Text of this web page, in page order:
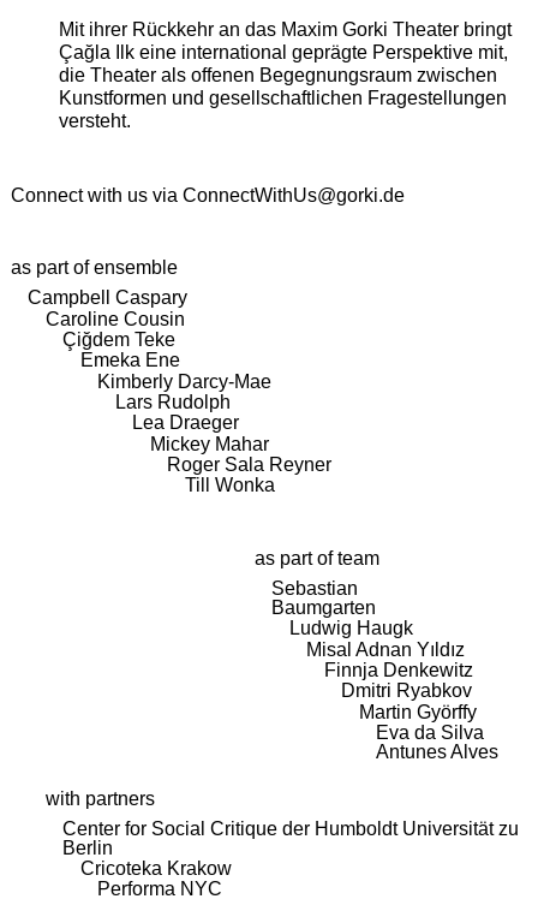
Mit ihrer Rückkehr an das Maxim Gorki Theater bringt
Çağla Ilk eine international geprägte Perspektive mit,
die Theater als offenen Begegnungsraum zwischen
Kunstformen und gesellschaftlichen Fragestellungen
versteht.
Connect with us via ConnectWithUs@gorki.de
as part of ensemble
Campbell Caspary
Caroline Cousin
Çiğdem Teke
Emeka Ene
Kimberly Darcy-Mae
Lars Rudolph
Lea Draeger
Mickey Mahar
Roger Sala Reyner
Till Wonka
as part of team
Sebastian
Baumgarten
Ludwig Haugk
Misal Adnan Yıldız
Finnja Denkewitz
Dmitri Ryabkov
Martin Györffy
Eva da Silva
Antunes Alves
with partners
Center for Social Critique der Humboldt Universität zu
Berlin
Cricoteka Krakow
Performa NYC